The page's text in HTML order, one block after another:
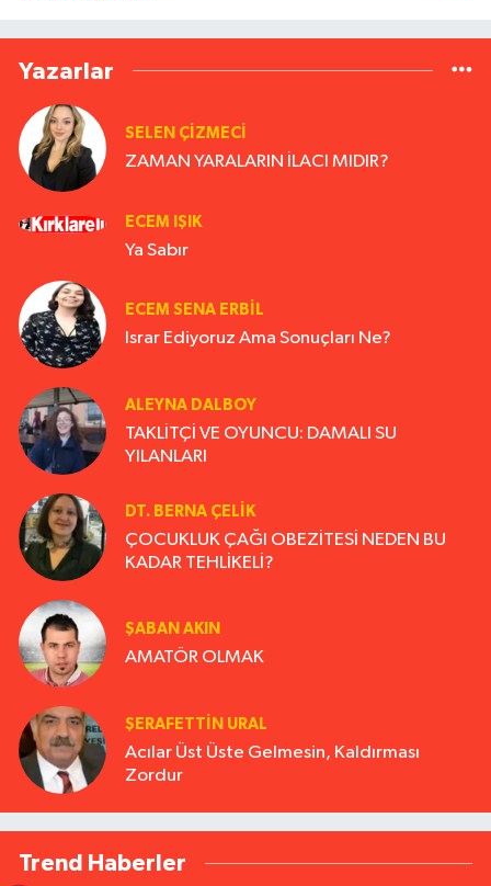
Yazarlar
SELEN ÇİZMECİ
ZAMAN YARALARIN İLACI MIDIR?
ECEM IŞIK
Ya Sabır
ECEM SENA ERBIL
Israr Ediyoruz Ama Sonuçları Ne?
ALEYNA DALBOY
TAKLİTÇİ VE OYUNCU: DAMALI SU
YILANLARI
DT. BERNA ÇELIK
ÇOCUKLUK ÇAĞI OBEZİTESİ NEDEN BU
KADAR TEHLİKELİ?
ŞABAN AKIN
AMATÖR OLMAK
ŞERAFETTIN URAL
Acılar Üst Üste Gelmesin, Kaldırması
Zordur
Trend Haberler